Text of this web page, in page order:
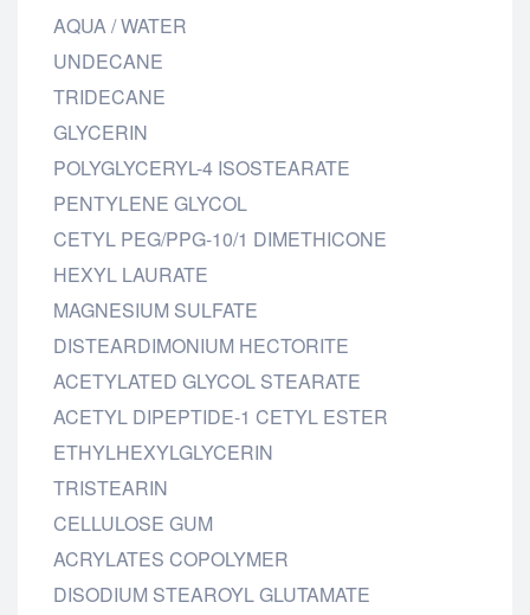
AQUA / WATER
UNDECANE
TRIDECANE
GLYCERIN
POLYGLYCERYL-4 ISOSTEARATE
PENTYLENE GLYCOL
CETYL PEG/PPG-10/1 DIMETHICONE
HEXYL LAURATE
MAGNESIUM SULFATE
DISTEARDIMONIUM HECTORITE
ACETYLATED GLYCOL STEARATE
ACETYL DIPEPTIDE-1 CETYL ESTER
ETHYLHEXYLGLYCERIN
TRISTEARIN
CELLULOSE GUM
ACRYLATES COPOLYMER
DISODIUM STEAROYL GLUTAMATE